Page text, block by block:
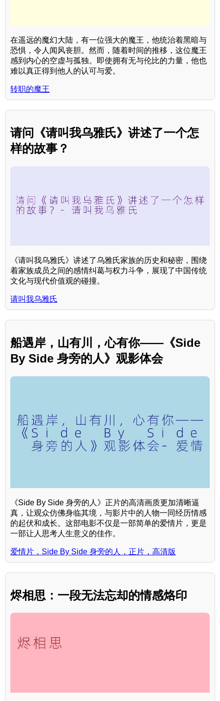
在遥远的魔幻大陆，有一位强大的魔王，他统治着黑暗与
恐惧，令人闻风丧胆。然而，随着时间的推移，这位魔王
感到内心的空虚与孤独。即使拥有无与伦比的力量，他也
难以真正得到他人的认可与爱。
转职的魔王
请问《请叫我乌雅氏》讲述了一个怎
样的故事？
《请叫我乌雅氏》讲述了乌雅氏家族的历史和秘密，围绕
着家族成员之间的感情纠葛与权力斗争，展现了中国传统
文化与现代价值观的碰撞。
请叫我乌雅氏
船遇岸，山有川，心有你——《Side
By Side 身旁的人》观影体会
《Side By Side 身旁的人》正片的高清画质更加清晰逼
真，让观众仿佛身临其境，与影片中的人物一同经历情感
的起伏和成长。这部电影不仅是一部简单的爱情片，更是
一部让人思考人生意义的佳作。
爱情片，Side By Side 身旁的人，正片，高清版
烬相思：一段无法忘却的情感烙印